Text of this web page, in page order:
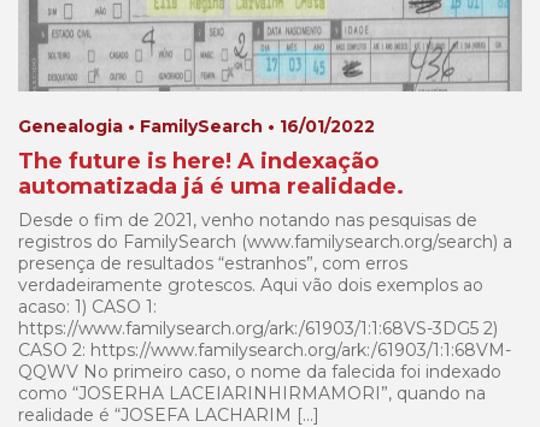
Genealogia • FamilySearch • 16/01/2022
The future is here! A indexação
automatizada já é uma realidade.
Desde o fim de 2021, venho notando nas pesquisas de
registros do FamilySearch (www.familysearch.org/search) a
presença de resultados “estranhos”, com erros
verdadeiramente grotescos. Aqui vão dois exemplos ao
acaso: 1) CASO 1:
https://www.familysearch.org/ark:/61903/1:1:68VS-3DG5 2)
CASO 2: https://www.familysearch.org/ark:/61903/1:1:68VM-
QQWV No primeiro caso, o nome da falecida foi indexado
como “JOSERHA LACEIARINHIRMAMORI”, quando na
realidade é “JOSEFA LACHARIM […]